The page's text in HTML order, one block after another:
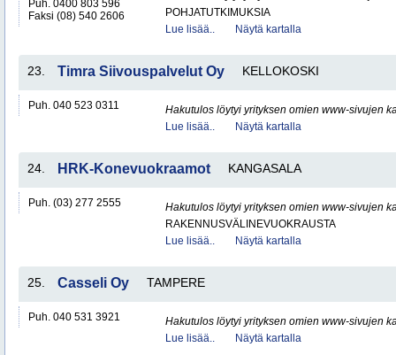
Puh. 0400 803 596
Faksi (08) 540 2606
POHJATUTKIMUKSIA
Lue lisää..
Näytä kartalla
23. Timra Siivouspalvelut Oy KELLOKOSKI
Puh. 040 523 0311
Hakutulos löytyi yrityksen omien www-sivujen
Lue lisää..
Näytä kartalla
24. HRK-Konevuokraamot KANGASALA
Puh. (03) 277 2555
Hakutulos löytyi yrityksen omien www-sivujen
RAKENNUSVÄLINEVUOKRAUSTA
Lue lisää..
Näytä kartalla
25. Casseli Oy TAMPERE
Puh. 040 531 3921
Hakutulos löytyi yrityksen omien www-sivujen
Lue lisää..
Näytä kartalla